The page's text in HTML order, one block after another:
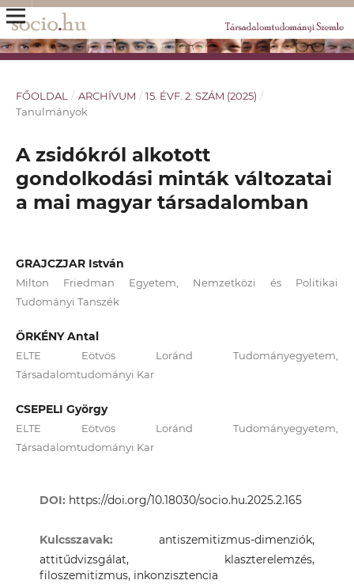
FŐOLDAL / ARCHÍVUM / 15. ÉVF. 2. SZÁM (2025) /
Tanulmányok
A zsidókról alkotott
gondolkodási minták változatai
a mai magyar társadalomban
GRAJCZJAR István
Milton Friedman Egyetem, Nemzetközi és Politikai
Tudományi Tanszék
ÖRKÉNY Antal
ELTE Eötvös Loránd Tudományegyetem,
Társadalomtudományi Kar
CSEPELI György
ELTE Eötvös Loránd Tudományegyetem,
Társadalomtudományi Kar
DOI: https://doi.org/10.18030/socio.hu.2025.2.165
Kulcsszavak:antiszemitizmus-dimenziók,
attitűdvizsgálat, klaszterelemzés,
filoszemitizmus, inkonzisztencia